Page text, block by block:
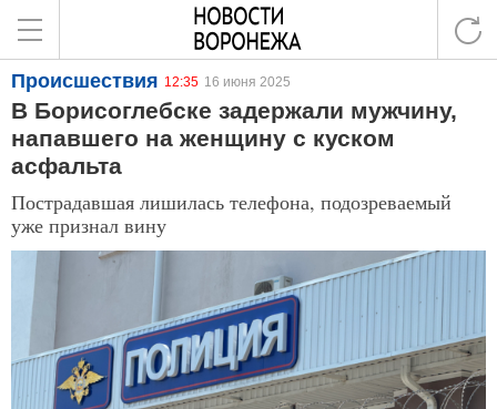
Происшествия 12:35 16 июня 2025
В Борисоглебске задержали мужчину,
напавшего на женщину с куском
асфальта
Пострадавшая лишилась телефона, подозреваемый
уже признал вину